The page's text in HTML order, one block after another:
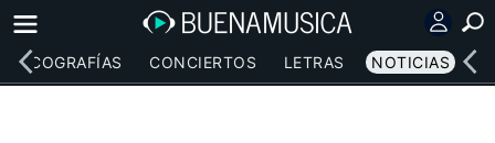
DISCOGRAFÍAS CONCIERTOS LETRAS NOTICIAS